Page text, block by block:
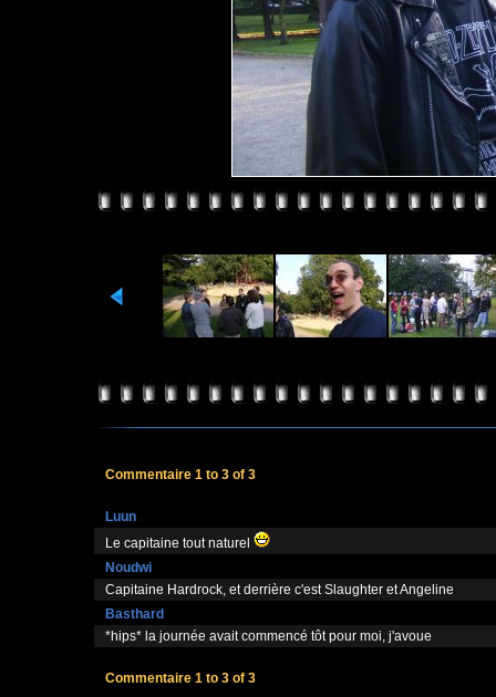
Commentaire 1 to 3 of 3
Luun
Le capitaine tout naturel
Noudwi
Capitaine Hardrock, et derrière c'est Slaughter et Angeline
Basthard
*hips* la journée avait commencé tôt pour moi, j'avoue
Commentaire 1 to 3 of 3